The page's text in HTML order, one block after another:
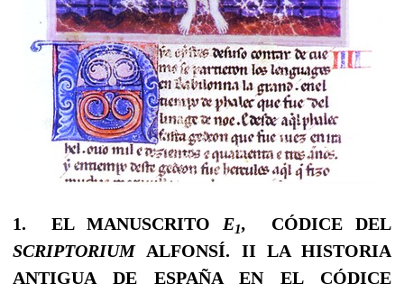
1. EL MANUSCRITO E1, CÓDICE DEL
SCRIPTORIUM ALFONSÍ. II LA HISTORIA
ANTIGUA DE ESPAÑAEN EL CÓDICE